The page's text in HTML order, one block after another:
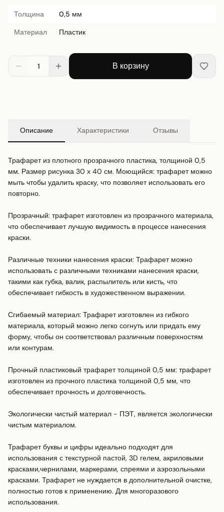
Толщина
0,5 мм
Материал
Пластик
1 В корзину
Описание Характеристики Отзывы
Трафарет из плотного прозрачного пластика, толщиной 0,5
мм. Размер рисунка 30 х 40 см. Моющийся: трафарет можно
мыть чтобы удалить краску, что позволяет использовать его
повторно.
Прозрачный: трафарет изготовлен из прозрачного материала,
что обеспечивает лучшую видимость в процессе нанесения
краски.
Различные техники нанесения краски: Трафарет можно
использовать с различными техниками нанесения краски,
такими как губка, валик, распылитель или кисть, что
обеспечивает гибкость в художественном выражении.
Сгибаемый материал: Трафарет изготовлен из гибкого
материала, который можно легко согнуть или придать ему
форму, чтобы он соответствовал различным поверхностям
или контурам.
Прочный пластиковый трафарет толщиной 0,5 мм: трафарет
изготовлен из прочного пластика толщиной 0,5 мм, что
обеспечивает прочность и долговечность.
Экологически чистый материал - ПЭТ, является экологически
чистым материалом.
Трафарет буквы и цифры идеально подходят для
использования с текстурной пастой, 3D гелем, акриловыми
красками,чернилами, маркерами, спреями и аэрозольными
красками. Трафарет не нуждается в дополнительной очистке,
полностью готов к применению. Для многоразового
использования.